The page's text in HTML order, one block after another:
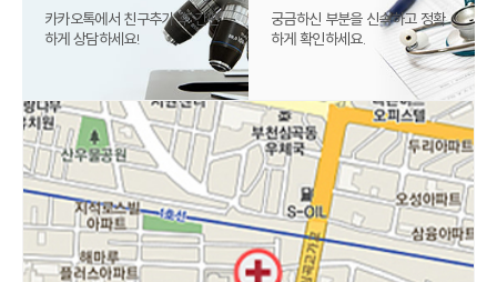
카카오톡에서 친구추가 후간편
하게 상담하세요!
궁금하신 부분을신속하고 정확
하게 확인하세요.